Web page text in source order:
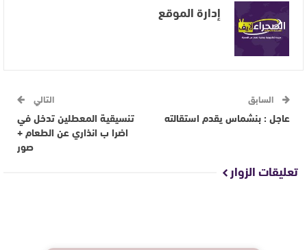
إدارة الموقع
السابق
عاجل : بنشماس يقدم استقالته
التالي
تنسيقية المعطلين تدخل في
اضرا ب انذاري عن الطعام +
صور
تعليقات الزوار